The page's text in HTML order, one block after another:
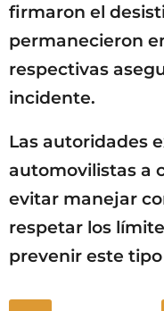
firmaron el
permanecieron
respectivas
incidente.
Las autoridades
automovilistas a
evitar manejar
respetar los
prevenir este